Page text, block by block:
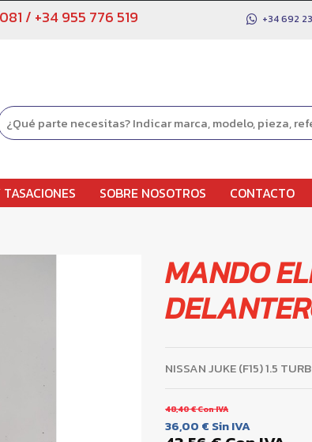
/ +34 955 776 519 +34 692
SOBRE NOSOTROS CONTACTO
MANDO
NISSAN JUKE (F15) 1.5
48,40 €Con IVA
36,00 € Sin IVA